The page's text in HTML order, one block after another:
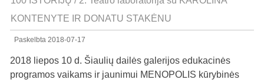
KONTENYTE IR DONATU STAKĖNU
Paskelbta 2018-07-17
2018 liepos 10 d. Šiaulių dailės galerijos edukacinės
programos vaikams ir jaunimui MENOPOLIS kūrybinės